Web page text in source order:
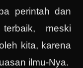
perintah dan
meski
kita, karena
ilmu-Nya.